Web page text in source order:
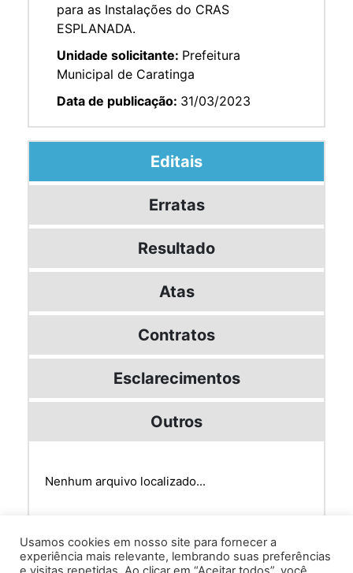
para as Instalações do CRAS
ESPLANADA.
Unidade solicitante: Prefeitura
Municipal de Caratinga
Data de publicação: 31/03/2023
Editais
Erratas
Resultado
Atas
Contratos
Esclarecimentos
Outros
Nenhum arquivo localizado...
Usamos cookies em nosso site para fornecer a
experiência mais relevante, lembrando suas preferências